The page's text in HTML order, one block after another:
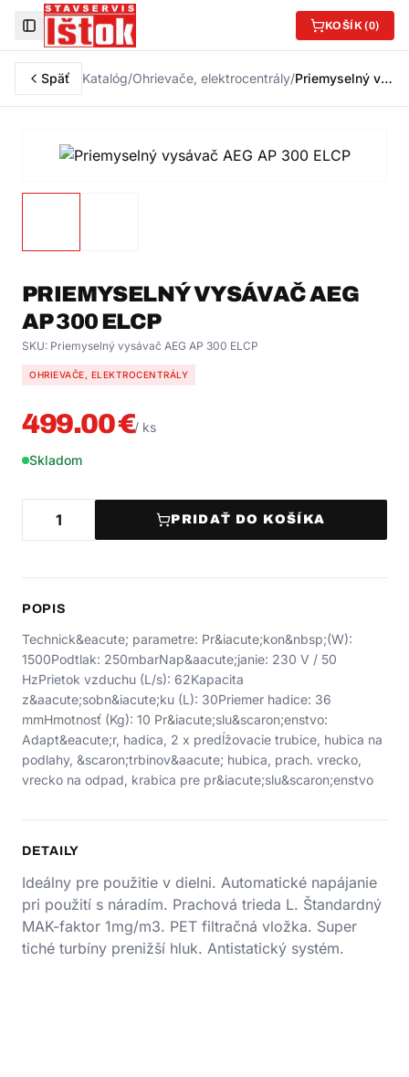
Toggle Sidebar KOŠÍK (0)
Späť Katalóg/Ohrievače, elektrocentrály/ Priemyselný vysávač AEG AP 300 ELCP
PRIEMYSELNÝ VYSÁVAČ AEG
AP 300 ELCP
SKU: Priemyselný vysávač AEG AP 300 ELCP
OHRIEVAČE, ELEKTROCENTRÁLY
499.00€/ ks
Skladom
PRIDAŤ DO KOŠÍKA
POPIS
Technick&eacute; parametre: Pr&iacute;kon&nbsp;(W):
1500Podtlak: 250mbarNap&aacute;janie: 230 V / 50
HzPrietok vzduchu (L/s): 62Kapacita
z&aacute;sobn&iacute;ku (L): 30Priemer hadice: 36
mmHmotnosť (Kg): 10 Pr&iacute;slu&scaron;enstvo:
Adapt&eacute;r, hadica, 2 x predĺžovacie trubice, hubica na
podlahy, &scaron;trbinov&aacute; hubica, prach. vrecko,
vrecko na odpad, krabica pre pr&iacute;slu&scaron;enstvo
DETAILY
Ideálny pre použitie v dielni. Automatické napájanie
pri použití s náradím. Prachová trieda L. Štandardný
MAK-faktor 1mg/m3. PET filtračná vložka. Super
tiché turbíny prenižší hluk. Antistatický systém.